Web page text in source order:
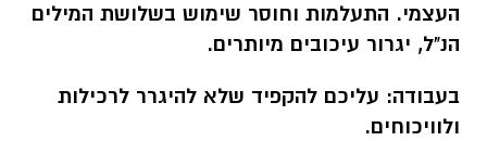
העצמי. התעלמות וחוסר שימוש בשלושת המילים
הנ"ל, יגרור עיכובים מיותרים.
בעבודה: עליכם להקפיד שלא להיגרר לרכילות
ולוויכוחים.